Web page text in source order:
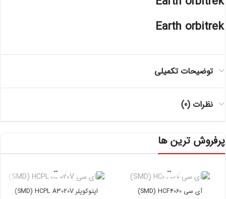
Earth orbitrek
توضیحات تکمیلی
نظرات (0)
پرفروش ترین ها
آی سی SMD) HCF4060) اپتوکوپلر SMD) HCPL A3020V)